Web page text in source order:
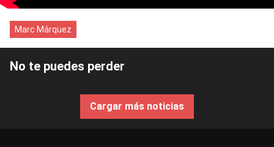
Marc Márquez
No te puedes perder
Cargar más noticias